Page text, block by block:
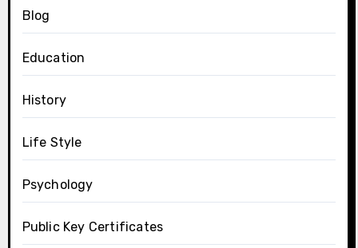
Blog
Education
History
Life Style
Psychology
Public Key Certificates